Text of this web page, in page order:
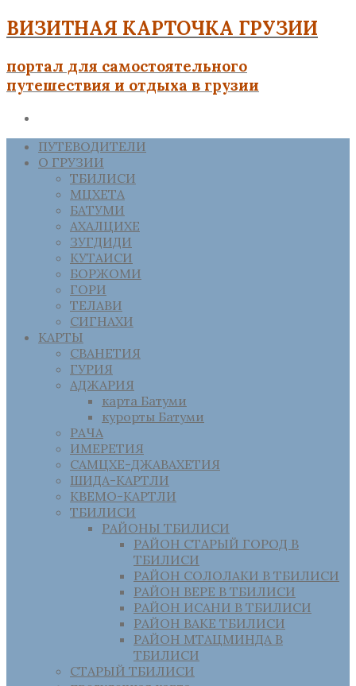
ВИЗИТНАЯ КАРТОЧКА ГРУЗИИ
портал для самостоятельного
путешествия и отдыха в грузии
ПУТЕВОДИТЕЛИ
О ГРУЗИИ
ТБИЛИСИ
МЦХЕТА
БАТУМИ
АХАЛЦИХЕ
ЗУГДИДИ
КУТАИСИ
БОРЖОМИ
ГОРИ
ТЕЛАВИ
СИГНАХИ
КАРТЫ
СВАНЕТИЯ
ГУРИЯ
АДЖАРИЯ
карта Батуми
курорты Батуми
РАЧА
ИМЕРЕТИЯ
САМЦХЕ-ДЖАВАХЕТИЯ
ШИДА-КАРТЛИ
КВЕМО-КАРТЛИ
ТБИЛИСИ
РАЙОНЫ ТБИЛИСИ
РАЙОН СТАРЫЙ ГОРОД В
ТБИЛИСИ
РАЙОН СОЛОЛАКИ В ТБИЛИСИ
РАЙОН ВЕРЕ В ТБИЛИСИ
РАЙОН ИСАНИ В ТБИЛИСИ
РАЙОН ВАКЕ ТБИЛИСИ
РАЙОН МТАЦМИНДА В
ТБИЛИСИ
СТАРЫЙ ТБИЛИСИ